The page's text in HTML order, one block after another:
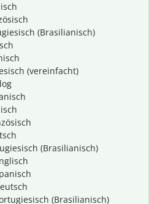
(Brasilianisch)
(vereinfacht)
(Brasilianisch)
(Brasilianisch)